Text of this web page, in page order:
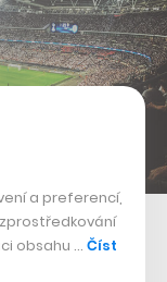
nereálná –
a preferencí,
obsahu … Číst